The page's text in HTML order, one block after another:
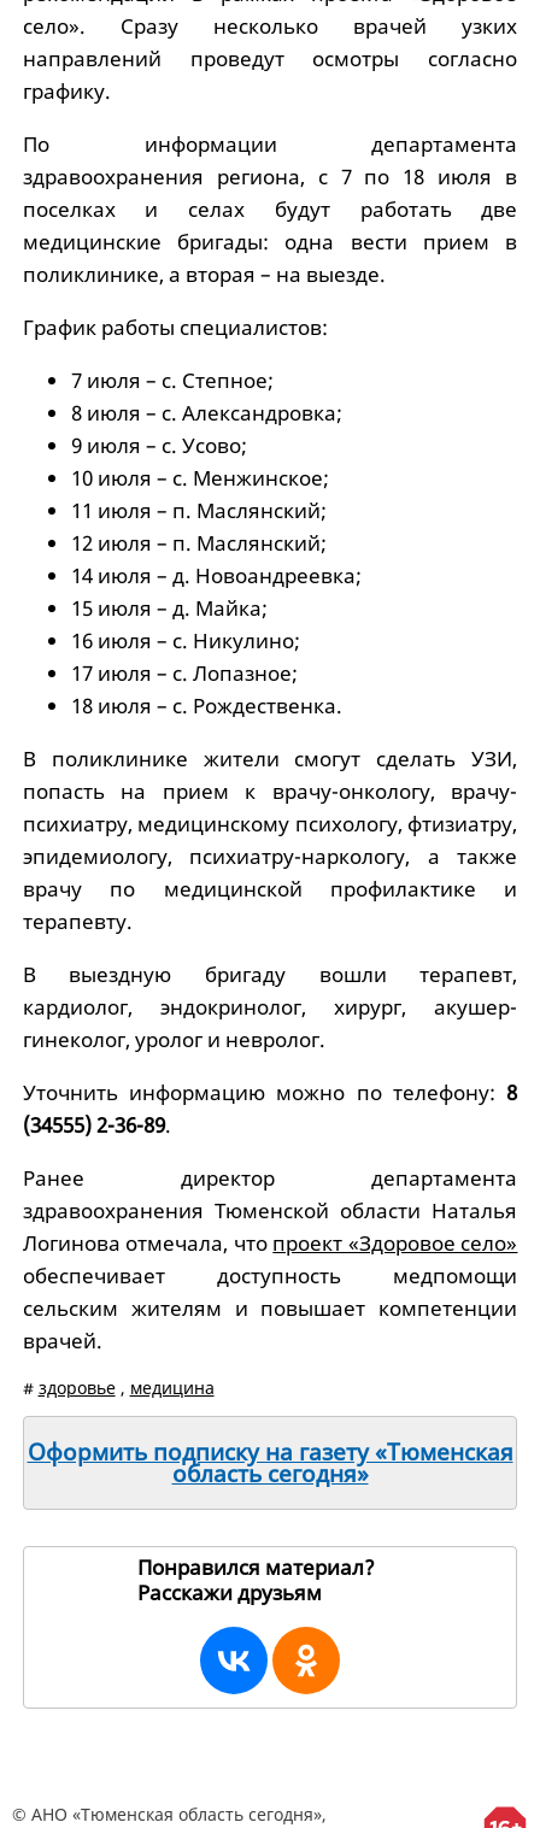
село». Сразу несколько врачей узких
направлений проведут осмотры согласно
графику.
По информации департамента
здравоохранения региона, с 7 по 18 июля в
поселках и селах будут работать две
медицинские бригады: одна вести прием в
поликлинике, а вторая – на выезде.
График работы специалистов:
7 июля – с. Степное;
8 июля – с. Александровка;
9 июля – с. Усово;
10 июля – с. Менжинское;
11 июля – п. Маслянский;
12 июля – п. Маслянский;
14 июля – д. Новоандреевка;
15 июля – д. Майка;
16 июля – с. Никулино;
17 июля – с. Лопазное;
18 июля – с. Рождественка.
В поликлинике жители смогут сделать УЗИ,
попасть на прием к врачу-онкологу, врачу-
психиатру, медицинскому психологу, фтизиатру,
эпидемиологу, психиатру-наркологу, а также
врачу по медицинской профилактике и
терапевту.
В выездную бригаду вошли терапевт,
кардиолог, эндокринолог, хирург, акушер-
гинеколог, уролог и невролог.
Уточнить информацию можно по телефону: 8
(34555) 2-36-89.
Ранее директор департамента
здравоохранения Тюменской области Наталья
Логинова отмечала, что проект «Здоровое село»
обеспечивает доступность медпомощи
сельским жителям и повышает компетенции
врачей.
# здоровье, медицина
Оформить подписку на газету «Тюменская
область сегодня»
Понравился материал?
Расскажи друзьям
© АНО «Тюменская область сегодня»,